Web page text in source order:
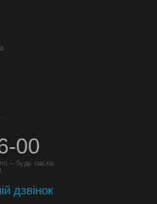
00
– будь ласка,
дзвінок